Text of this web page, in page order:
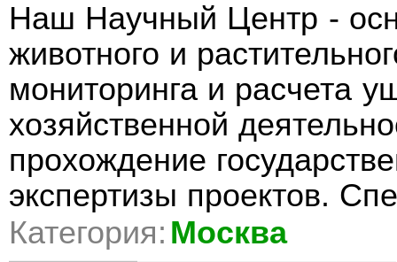
Наш Научный Центр -
животного и
мониторинга и расчета
хозяйственной
прохождение
экспертизы проектов.
Категория: Москва